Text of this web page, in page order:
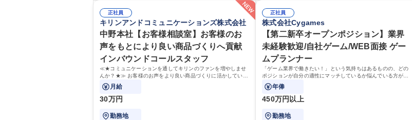
生、健康経営推進等をお任せします。ご経験に応じ
て、休職者管理など、幅広く経験を積んでいただき
ます。 ・将来的な広がり：総務・採用・教育・税務
対応・経営企画等。 ★メンバーがマンツーマンで丁
寧に教えるため、ご経験が浅くても安心！幅広く経
験を積みたい意欲がある方に最適な環境です。 募集
職種 【総務・人事】未経験歓迎/日立グループ/組織運
営を支えるゼネラリストを目指す
方 ※労務経験者は早期にご活躍いただけます。 ■チ
ームで仕事を推進できる方■将来はマネジメント職と
して活躍したい 【尚可】■人事、労務、採用、教育業
務のご経験 ■労務管理（給与計算・社会保険手続き・
勤怠管理など）の経験 ■衛生管理者の資格をお持ちの
方 学歴・資格 学歴：大学院 大学 高専 短大 専修学校
高校 語学力： 資格：
運営、新宿駅西口広場の「イベントコーナー」など
の管理運営 ■道路部門：整備の急がれる骨格幹線道路
や木造住宅密集地域の特定整備路線の用地取得、道
路に関する普及啓発事業、都内の道路施設や道路工
事現場の見学ツアー事業 ※入社後は上記いずれかの
部門へ配属。※業務内容変更の範囲：会社の定める
業務 募集職種 【都庁グループ】総合職（事務）◇残
業月平均9時間未満／有給年平均16日取得
携われる：総合職（事務）では、駐車場の管理運営
や道路用地の取得、公益財団法人の中枢を担う管理
部門など多岐に渡る業務を経験できます。 ■様々なプ
ロジェクト：駐車場事業の他、新宿駅西口広場内に
設置された照明を兼ねた広告「ブライトサイン」の
管理運営を行うなど、事業収益を生み出す活動を積
極的に行っています。 学歴・資格 学歴：大学院 大学
高専 短大 専修学校 高校 語学力： 資格：
正社員
キリンアンドコミュニケーションズ株式会社
中野本社【お客様相談室】お客様のお
声をもとにより良い商品づくりへ貢献
インバウンドコールスタッフ
≪★コミュニケーションを通してキリンのファンを増やしませ
んか？★≫ お客様のお声をより良い商品づくりに活かしていく
上で、窓口となるお客様相談室でのお仕事です。
月給
30万円
勤務地
正社員
株式会社Cygames
【第二新卒オープンポジション】業界
未経験歓迎/自社ゲーム/WEB面接 ゲー
ムプランナー
「ゲーム業界で働きたい！」という気持ちはあるものの、どの
ポジションが自分の適性にマッチしているか悩んでいる方が対
象となります！
年俸
450万円以上
勤務地